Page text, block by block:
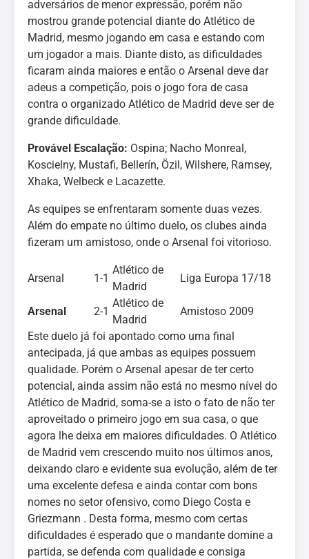
adversários de menor expressão, porém não
mostrou grande potencial diante do Atlético de
Madrid, mesmo jogando em casa e estando com
um jogador a mais. Diante disto, as dificuldades
ficaram ainda maiores e então o Arsenal deve dar
adeus a competição, pois o jogo fora de casa
contra o organizado Atlético de Madrid deve ser de
grande dificuldade.
Provável Escalação: Ospina; Nacho Monreal,
Koscielny, Mustafi, Bellerín, Özil, Wilshere, Ramsey,
Xhaka, Welbeck e Lacazette.
As equipes se enfrentaram somente duas vezes.
Além do empate no último duelo, os clubes ainda
fizeram um amistoso, onde o Arsenal foi vitorioso.
Arsenal 1-1
Atlético de
Madrid
Liga Europa 17/18
Arsenal 2-1
Atlético de
Madrid
Amistoso 2009
Este duelo já foi apontado como uma final
antecipada, já que ambas as equipes possuem
qualidade. Porém o Arsenal apesar de ter certo
potencial, ainda assim não está no mesmo nível do
Atlético de Madrid, soma-se a isto o fato de não ter
aproveitado o primeiro jogo em sua casa, o que
agora lhe deixa em maiores dificuldades. O Atlético
de Madrid vem crescendo muito nos últimos anos,
deixando claro e evidente sua evolução, além de ter
uma excelente defesa e ainda contar com bons
nomes no setor ofensivo, como Diego Costa e
Griezmann . Desta forma, mesmo com certas
dificuldades é esperado que o mandante domine a
partida, se defenda com qualidade e consiga